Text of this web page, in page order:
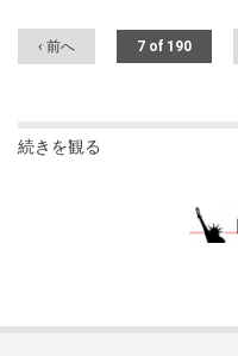
‹ 前へ 7 of 190
続きを観る